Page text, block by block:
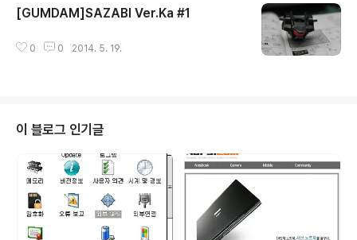
농구화를 구입하면 12-3만원대가..
[GUMDAM]SAZABI Ver.Ka #1
0 0 2014. 5. 19.
이 블로그 인기글